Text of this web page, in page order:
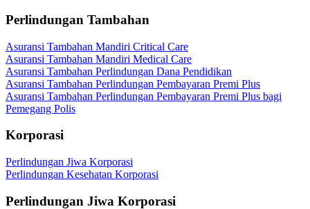
Perlindungan Tambahan
Asuransi Tambahan Mandiri Critical Care
Asuransi Tambahan Mandiri Medical Care
Asuransi Tambahan Perlindungan Dana Pendidikan
Asuransi Tambahan Perlindungan Pembayaran Premi Plus
Asuransi Tambahan Perlindungan Pembayaran Premi Plus bagi
Pemegang Polis
Korporasi
Perlindungan Jiwa Korporasi
Perlindungan Kesehatan Korporasi
Perlindungan Jiwa Korporasi